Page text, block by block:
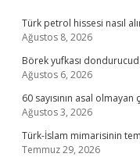
Türk petrol hissesi nasıl
Ağustos 8, 2026
Börek yufkası
Ağustos 6, 2026
60 sayısının asal
Ağustos 3, 2026
Türk-İslam mimarisinin
Temmuz 29, 2026